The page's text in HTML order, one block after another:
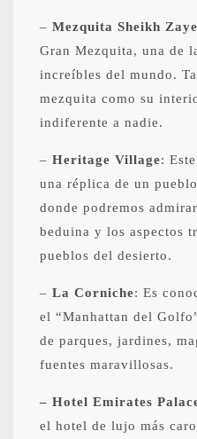
– Mezquita Sheikh
Gran Mezquita, una de
increíbles del mundo.
mezquita como su
indiferente a nadie.
– Heritage Village:
una réplica de un
donde podremos
beduina y los aspectos
pueblos del desierto.
– La Corniche: Es
el “Manhattan del
de parques, jardines,
fuentes maravillosas.
– Hotel Emirates
el hotel de lujo más